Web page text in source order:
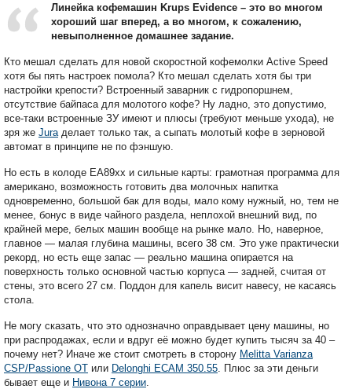
Линейка кофемашин Krups Evidence – это во многом
хороший шаг вперед, а во многом, к сожалению,
невыполненное домашнее задание.
Кто мешал сделать для новой скоростной кофемолки Active Speed
хотя бы пять настроек помола? Кто мешал сделать хотя бы три
настройки крепости? Встроенный заварник с гидропоршнем,
отсутствие байпаса для молотого кофе? Ну ладно, это допустимо,
все-таки встроенные ЗУ имеют и плюсы (требуют меньше ухода), не
зря же Jura делает только так, а сыпать молотый кофе в зерновой
автомат в принципе не по фэншую.
Но есть в колоде EA89xx и сильные карты: грамотная программа для
американо, возможность готовить два молочных напитка
одновременно, большой бак для воды, мало кому нужный, но, тем не
менее, бонус в виде чайного раздела, неплохой внешний вид, по
крайней мере, белых машин вообще на рынке мало. Но, наверное,
главное — малая глубина машины, всего 38 см. Это уже практически
рекорд, но есть еще запас — реально машина опирается на
поверхность только основной частью корпуса — задней, считая от
стены, это всего 27 см. Поддон для капель висит навесу, не касаясь
стола.
Не могу сказать, что это однозначно оправдывает цену машины, но
при распродажах, если и вдруг её можно будет купить тысяч за 40 –
почему нет? Иначе же стоит смотреть в сторону Melitta Varianza
CSP/Passione OT или Delonghi ECAM 350.55 . Плюс за эти деньги
бывает еще и Нивона 7 серии